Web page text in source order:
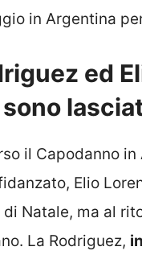
in Argentina
ed
il Capodanno
Elio
Natale, ma al
La Rodriguez,